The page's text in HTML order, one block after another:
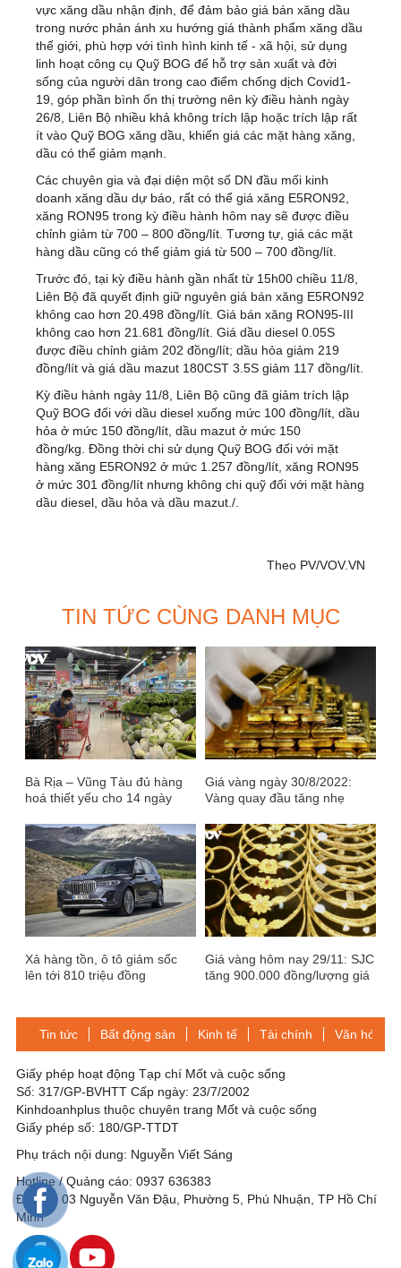
vực xăng dầu nhận định, để đảm bảo giá bán xăng dầu
trong nước phản ánh xu hướng giá thành phẩm xăng dầu
thế giới, phù hợp với tình hình kinh tế - xã hội, sử dụng
linh hoạt công cụ Quỹ BOG để hỗ trợ sản xuất và đời
sống của người dân trong cao điểm chống dịch Covid1-
19, góp phần bình ổn thị trường nên kỳ điều hành ngày
26/8, Liên Bộ nhiều khả không trích lập hoặc trích lập rất
ít vào Quỹ BOG xăng dầu, khiến giá các mặt hàng xăng,
dầu có thể giảm mạnh.
Các chuyên gia và đại diện một số DN đầu mối kinh
doanh xăng dầu dự báo, rất có thể giá xăng E5RON92,
xăng RON95 trong kỳ điều hành hôm nay sẽ được điều
chỉnh giảm từ 700 – 800 đồng/lít. Tương tự, giá các mặt
hàng dầu cũng có thể giảm giá từ 500 – 700 đồng/lít.
Trước đó, tại kỳ điều hành gần nhất từ 15h00 chiều 11/8,
Liên Bộ đã quyết định giữ nguyên giá bán xăng E5RON92
không cao hơn 20.498 đồng/lít. Giá bán xăng RON95-III
không cao hơn 21.681 đồng/lít. Giá dầu diesel 0.05S
được điều chỉnh giảm 202 đồng/lít; dầu hỏa giảm 219
đồng/lít và giá dầu mazut 180CST 3.5S giảm 117 đồng/lít.
Kỳ điều hành ngày 11/8, Liên Bộ cũng đã giảm trích lập
Quỹ BOG đối với dầu diesel xuống mức 100 đồng/lít, dầu
hỏa ở mức 150 đồng/lít, dầu mazut ở mức 150
đồng/kg. Đồng thời chi sử dụng Quỹ BOG đối với mặt
hàng xăng E5RON92 ở mức 1.257 đồng/lít, xăng RON95
ở mức 301 đồng/lít nhưng không chi quỹ đối với mặt hàng
dầu diesel, dầu hỏa và dầu mazut./.
Theo PV/VOV.VN
TIN TỨC CÙNG DANH MỤC
Bà Rịa – Vũng Tàu đủ hàng
hoá thiết yếu cho 14 ngày
Giá vàng ngày 30/8/2022:
Vàng quay đầu tăng nhẹ
Xả hàng tồn, ô tô giảm sốc
lên tới 810 triệu đồng
Giá vàng hôm nay 29/11: SJC
tăng 900.000 đồng/lượng giá
Tin tức Bất động sản Kinh tế Tài chính Văn hóa-
Giấy phép hoạt động Tạp chí Mốt và cuộc sống
Số: 317/GP-BVHTT Cấp ngày: 23/7/2002
Kinhdoanhplus thuộc chuyên trang Mốt và cuộc sống
Giấy phép số: 180/GP-TTDT
Phụ trách nội dung: Nguyễn Viết Sáng
Hotline / Quảng cáo: 0937 636383
Địa chỉ: 03 Nguyễn Văn Đậu, Phường 5, Phú Nhuận, TP Hồ Chí
Minh